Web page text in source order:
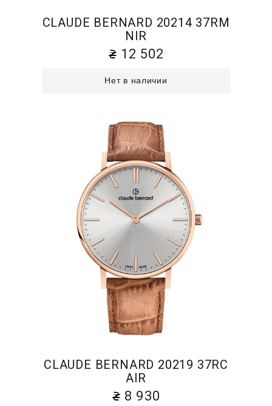
CLAUDE BERNARD 20214 37RM
NIR
12 502
Нет в наличии
CLAUDE BERNARD 20219 37RC
AIR
8 930